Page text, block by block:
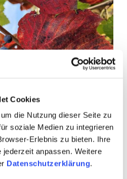
Cookies
die Nutzung dieser Seite zu
soziale Medien zu integrieren
Erlebnis zu bieten. Ihre
jederzeit anpassen. Weitere
Datenschutzerklärung.